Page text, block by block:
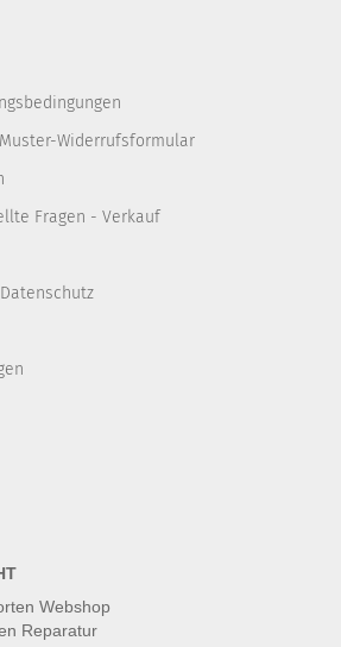
Widerrufsformular
Fragen - Verkauf
Webshop
Reparatur